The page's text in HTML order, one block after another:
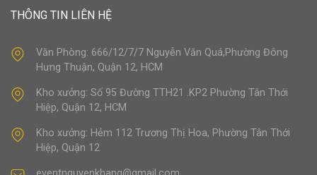
THÔNG TIN LIÊN HỆ
Văn Phòng: 666/12/7/7 Nguyễn Văn Quá,Phường Đông
Hưng Thuận, Quận 12, HCM
Kho xưởng: Số 95 Đường TTH21 .KP2 Phường Tân Thới
Hiệp, Quận 12, HCM
Kho xưởng: Hẻm 112 Trương Thị Hoa, Phường Tân Thới
Hiệp, Quận 12